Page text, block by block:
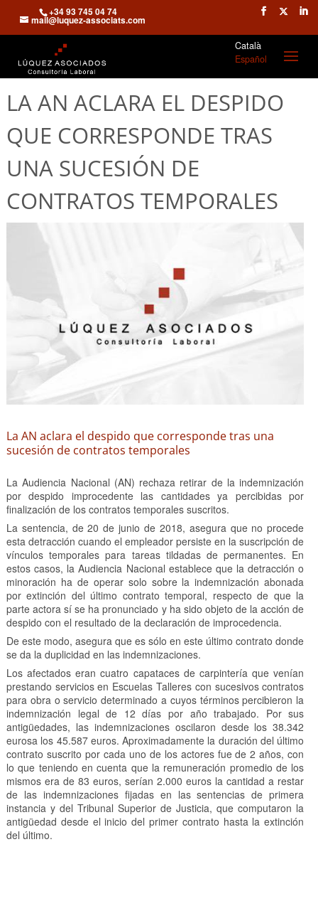
+34 93 745 04 74
mail@luquez-associats.com
Català
Español
LA AN ACLARA EL DESPIDO
QUE CORRESPONDE TRAS
UNA SUCESIÓN DE
CONTRATOS TEMPORALES
La AN aclara el despido que corresponde tras una
sucesión de contratos temporales
La Audiencia Nacional (AN) rechaza retirar de la indemnización
por despido improcedente las cantidades ya percibidas por
finalización de los contratos temporales suscritos.
La sentencia, de 20 de junio de 2018, asegura que no procede
esta detracción cuando el empleador persiste en la suscripción de
vínculos temporales para tareas tildadas de permanentes. En
estos casos, la Audiencia Nacional establece que la detracción o
minoración ha de operar solo sobre la indemnización abonada
por extinción del último contrato temporal, respecto de que la
parte actora sí se ha pronunciado y ha sido objeto de la acción de
despido con el resultado de la declaración de improcedencia.
De este modo, asegura que es sólo en este último contrato donde
se da la duplicidad en las indemnizaciones.
Los afectados eran cuatro capataces de carpintería que venían
prestando servicios en Escuelas Talleres con sucesivos contratos
para obra o servicio determinado a cuyos términos percibieron la
indemnización legal de 12 días por año trabajado. Por sus
antigüedades, las indemnizaciones oscilaron desde los 38.342
eurosa los 45.587 euros. Aproximadamente la duración del último
contrato suscrito por cada uno de los actores fue de 2 años, con
lo que teniendo en cuenta que la remuneración promedio de los
mismos era de 83 euros, serían 2.000 euros la cantidad a restar
de las indemnizaciones fijadas en las sentencias de primera
instancia y del Tribunal Superior de Justicia, que computaron la
antigüedad desde el inicio del primer contrato hasta la extinción
del último.